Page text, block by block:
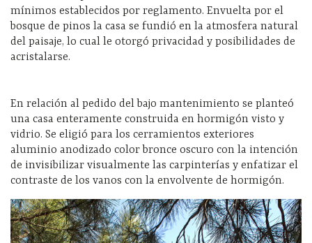
mínimos establecidos por reglamento. Envuelta por el
bosque de pinos la casa se fundió en la atmosfera natural
del paisaje, lo cual le otorgó privacidad y posibilidades de
acristalarse.
En relación al pedido del bajo mantenimiento se planteó
una casa enteramente construida en hormigón visto y
vidrio. Se eligió para los cerramientos exteriores
aluminio anodizado color bronce oscuro con la intención
de invisibilizar visualmente las carpinterías y enfatizar el
contraste de los vanos con la envolvente de hormigón.